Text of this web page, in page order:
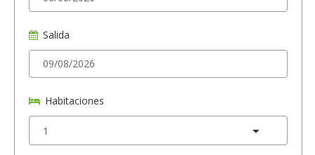
Salida
Habitaciones